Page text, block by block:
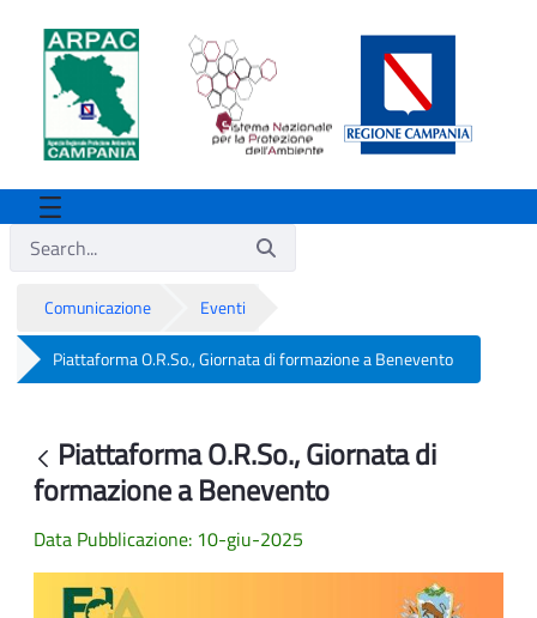
Comunicazione Eventi
Piattaforma O.R.So., Giornata di formazione a Benevento
Back
Piattaforma O.R.So., Giornata di
formazione a Benevento
Data Pubblicazione: 10-giu-2025